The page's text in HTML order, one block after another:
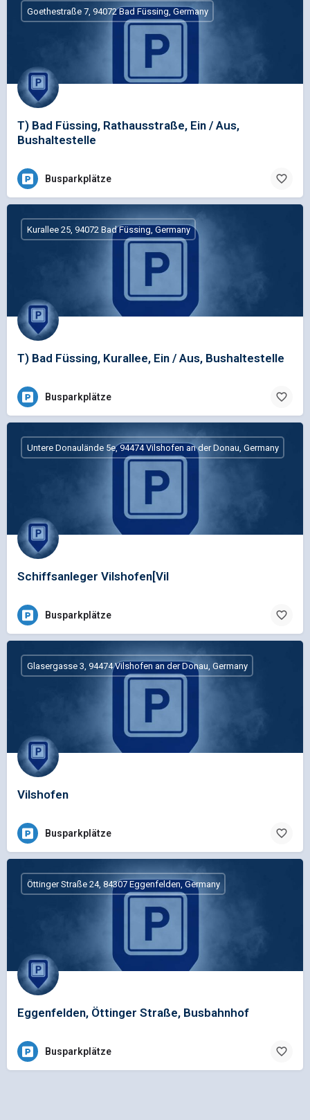
T) Bad Füssing, Rathausstraße, Ein / Aus,
Bushaltestelle
Goethestraße 7, 94072 Bad Füssing, Germany
Busparkplätze
T) Bad Füssing, Kurallee, Ein / Aus, Bushaltestelle
Kurallee 25, 94072 Bad Füssing, Germany
Busparkplätze
Schiffsanleger Vilshofen[Vil
Untere Donaulände 5e, 94474 Vilshofen an der Donau, Germany
Busparkplätze
Vilshofen
Glasergasse 3, 94474 Vilshofen an der Donau, Germany
Busparkplätze
Eggenfelden, Öttinger Straße, Busbahnhof
Öttinger Straße 24, 84307 Eggenfelden, Germany
Busparkplätze